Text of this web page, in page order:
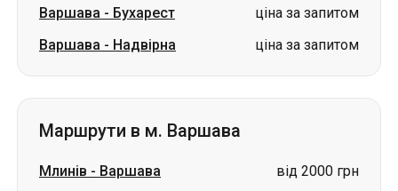
Варшава - Бухарест
ціна за запитом
Варшава - Надвірна ціна за запитом
Маршрути в м. Варшава
Млинів - Варшава
від 2000 грн